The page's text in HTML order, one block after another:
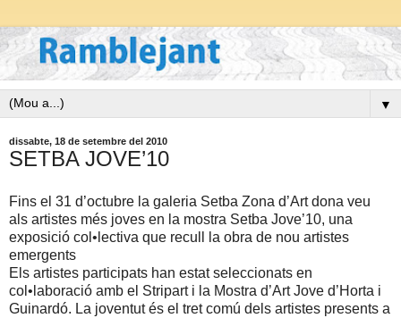
▼
dissabte, 18 de setembre del 2010
SETBA JOVE’10
Fins el 31 d’octubre la galeria Setba Zona d’Art dona veu
als artistes més joves en la mostra Setba Jove’10, una
exposició col•lectiva que recull la obra de nou artistes
emergents
Els artistes participats han estat seleccionats en
col•laboració amb el Stripart i la Mostra d’Art Jove d’Horta i
Guinardó. La joventut és el tret comú dels artistes presents a